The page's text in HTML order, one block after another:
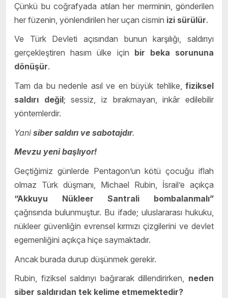
Çünkü bu coğrafyada atılan her merminin, gönderilen
her füzenin, yönlendirilen her uçan cismin izi sürülür.
Ve Türk Devleti açısından bunun karşılığı, saldırıyı
gerçekleştiren hasım ülke için bir beka sorununa
dönüşür.
Tam da bu nedenle asıl ve en büyük tehlike, fiziksel
saldırı değil; sessiz, iz bırakmayan, inkâr edilebilir
yöntemlerdir.
Yani siber saldırı ve sabotajdır.
Mevzu yeni başlıyor!
Geçtiğimiz günlerde Pentagon’un kötü çocuğu iflah
olmaz Türk düşmanı, Michael Rubin, İsrail’e açıkça
“Akkuyu Nükleer Santrali bombalanmalı”
çağrısında bulunmuştur. Bu ifade; uluslararası hukuku,
nükleer güvenliğin evrensel kırmızı çizgilerini ve devlet
egemenliğini açıkça hiçe saymaktadır.
Ancak burada durup düşünmek gerekir.
Rubin, fiziksel saldırıyı bağırarak dillendirirken, neden
siber saldırıdan tek kelime etmemektedir?